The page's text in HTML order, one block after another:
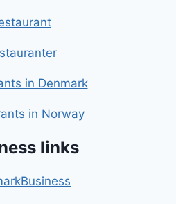
in Denmark
in Norway
links